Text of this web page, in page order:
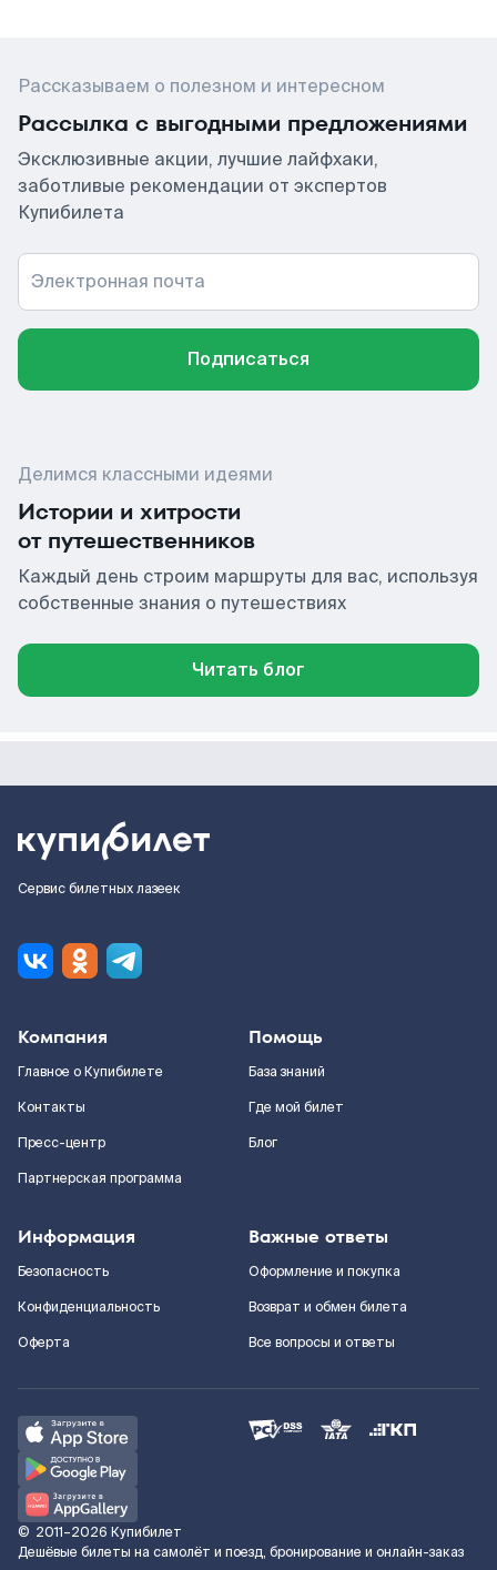
Рассказываем о полезном и интересном
Рассылка с выгодными предложениями
Эксклюзивные акции, лучшие лайфхаки,
заботливые рекомендации от экспертов
Купибилета
Электронная почта
Подписаться
Делимся классными идеями
Истории и хитрости
от путешественников
Каждый день строим маршруты для вас, используя
собственные знания о путешествиях
Читать блог
Сервис билетных лазеек
Компания
Главное о Купибилете
Контакты
Пресс-центр
Партнерская программа
Помощь
База знаний
Где мой билет
Блог
Информация
Безопасность
Конфиденциальность
Оферта
Важные ответы
Оформление и покупка
Возврат и обмен билета
Все вопросы и ответы
© 2011–2026 Купибилет
Дешёвые билеты на самолёт и поезд, бронирование и онлайн-заказ